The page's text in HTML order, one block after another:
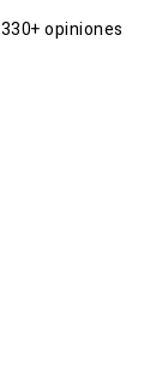
330+ opiniones